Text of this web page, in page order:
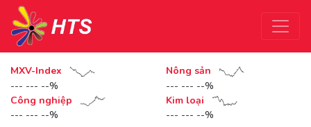
MXV-Index
--- --- --%
Nông sản
--- --- --%
Công nghiệp
--- --- --%
Kim loại
--- --- --%